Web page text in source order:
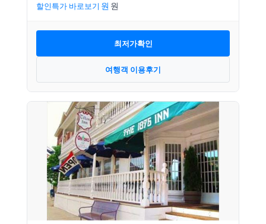
할인특가 바로보기
최저가확인
여행객 이용후기